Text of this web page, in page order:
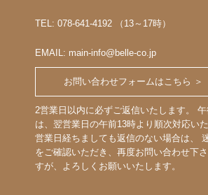
TEL: 078-641-4192 （13～17時）
EMAIL: main-info@belle-co.jp
お問い合わせフォームはこちら ＞
2営業日以内に必ずご返信いたします。
は、翌営業日の午前13時より順次対応い
営業日経ちましても返信のない場合は、
をご確認いただき、再度お問い合わせ下
すが、よろしくお願いいたします。